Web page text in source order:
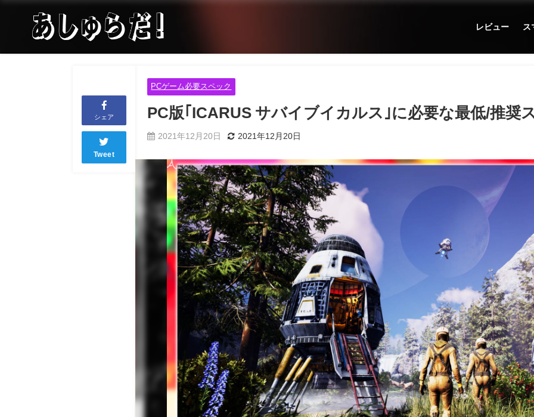
レビュー ス
シェア
Tweet
PCゲーム必要スペック
PC版｢ICARUS サバイブイカルス｣に必要な最低/推奨
2021年12月20日 2021年12月20日